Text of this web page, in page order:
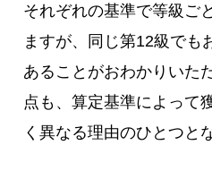
それぞれの基準で等級ご
ますが、同じ第12級でも
あることがおわかりいた
点も、算定基準によって
く異なる理由のひとつと